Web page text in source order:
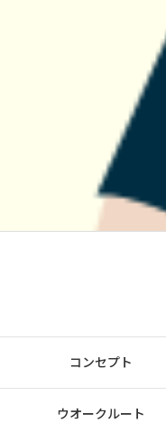
コンセプト
ウオークルート